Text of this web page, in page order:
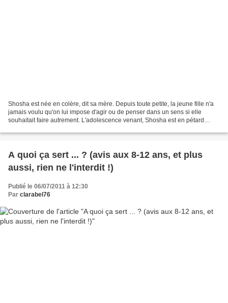
Shosha est née en colère, dit sa mère. Depuis toute petite, la jeune fille n'a
jamais voulu qu'on lui impose d'agir ou de penser dans un sens si elle
souhaitait faire autrement. L'adolescence venant, Shosha est en pétard
A quoi ça sert ... ? (avis aux 8-12 ans, et plus
aussi, rien ne l'interdit !)
Publié le 06/07/2011 à 12:30
Par clarabel76